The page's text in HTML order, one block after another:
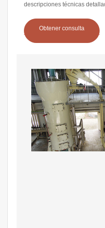
descripciones técnicas
Obtener consulta